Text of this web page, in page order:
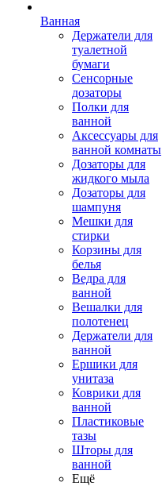
Ванная
Держатели для
туалетной
бумаги
Сенсорные
дозаторы
Полки для
ванной
Аксессуары для
ванной комнаты
Дозаторы для
жидкого мыла
Дозаторы для
шампуня
Мешки для
стирки
Корзины для
белья
Ведра для
ванной
Вешалки для
полотенец
Держатели для
ванной
Ершики для
унитаза
Коврики для
ванной
Пластиковые
тазы
Шторы для
ванной
Ещё